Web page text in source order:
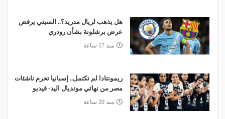
هل يذهب لريال مدريد؟.. السيتي يرفض
عرض برشلونة بشأن رودري
منذ 17 ساعة
ريمونتادا لم تكتمل.. إسبانيا تحرم ناشئات
مصر من نهائي مونديال اليد- فيديو
منذ 20 ساعة